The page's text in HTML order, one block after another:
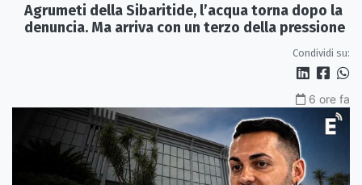
Agrumeti della Sibaritide, l’acqua torna dopo la
denuncia. Ma arriva con un terzo della pressione
Condividi su:
6 ore fa